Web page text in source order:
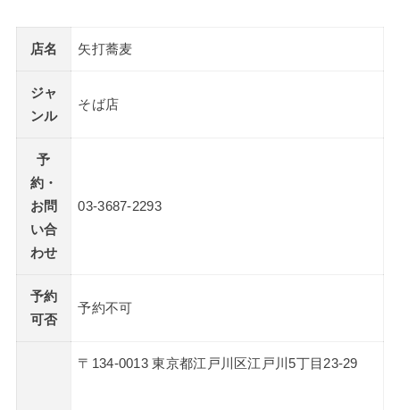
店名 矢打蕎麦
ジャ
ンル
そば店
予
約・
お問
い合
わせ
03-3687-2293
予約
可否
予約不可
〒134-0013 東京都江戸川区江戸川5丁目23-29